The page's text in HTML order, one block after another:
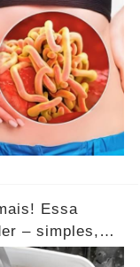
Essa
– simples,